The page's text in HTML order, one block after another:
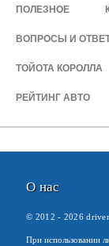
ПОЛЕЗНОЕ
ВОПРОСЫ И
ТОЙОТА КОРОЛЛА
РЕЙТИНГ АВТО
О нас
© 2012 - 2026
При использовании